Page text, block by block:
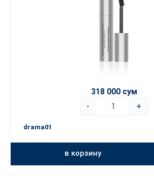
318 000 сум
-
+
drama01
в корзину